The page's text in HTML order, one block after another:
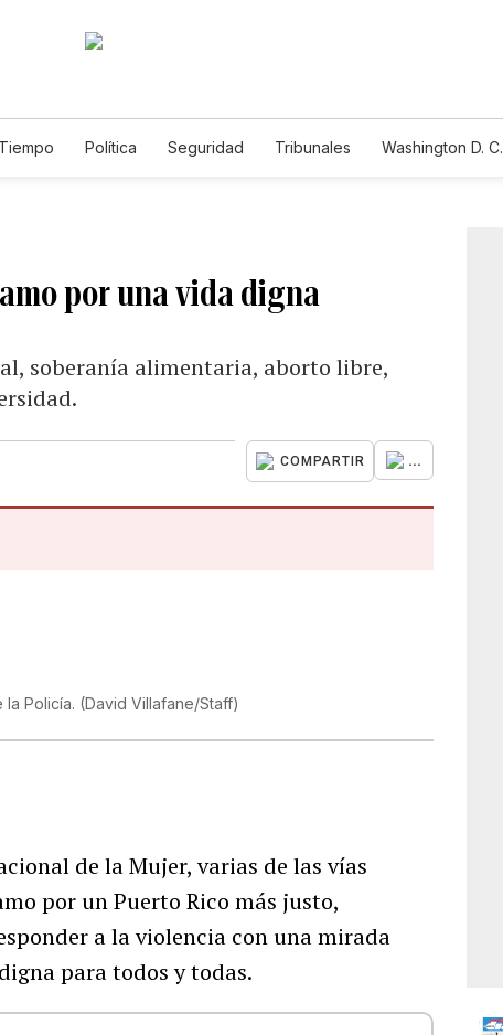
Política Seguridad Tribunales Washington D. C.
por una vida digna
soberanía alimentaria, aborto libre,
COMPARTIR ...
la Policía. (David Villafane/Staff)
de la Mujer, varias de las vías
por un Puerto Rico más justo,
a la violencia con una mirada
para todos y todas.